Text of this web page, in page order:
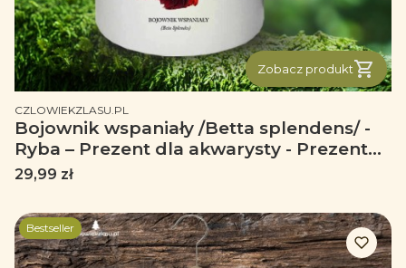
Zobacz produkt
PRODUCENT
CZLOWIEKZLASU.PL
Bojownik wspaniały /Betta splendens/ -
Ryba – Prezent dla akwarysty - Prezent
dla akwarystki - Akwarystyka - Kubek
Cena
29,99 zł
Bestseller